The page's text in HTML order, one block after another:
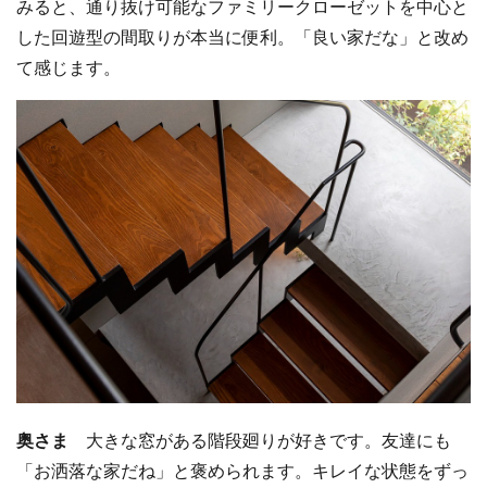
みると、通り抜け可能なファミリークローゼットを中心と
した回遊型の間取りが本当に便利。「良い家だな」と改め
て感じます。
奥さま
大きな窓がある階段廻りが好きです。友達にも
「お洒落な家だね」と褒められます。キレイな状態をずっ